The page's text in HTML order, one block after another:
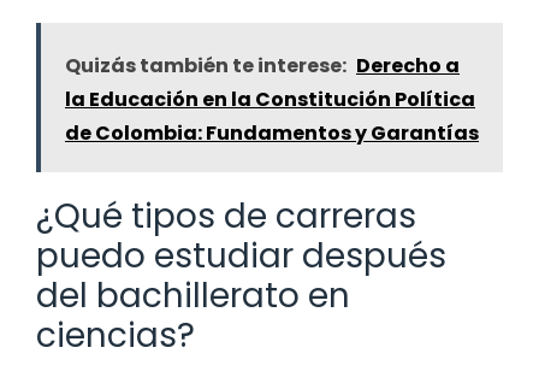
Quizás también te interese: Derecho a
la Educación en la Constitución Política
de Colombia: Fundamentos y Garantías
¿Qué tipos de carreras
puedo estudiar después
del bachillerato en
ciencias?